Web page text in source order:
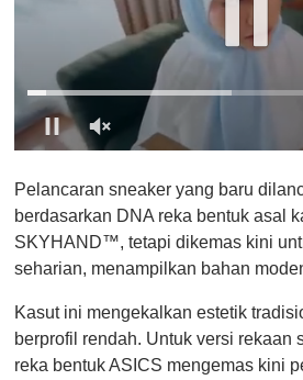
f
1
i
n
e
,
Pelancaran sneaker yang baru
berdasarkan DNA reka bentuk asal
SKYHAND™, tetapi dikemas kini
seharian, menampilkan bahan
Kasut ini mengekalkan estetik
berprofil rendah. Untuk versi rekaan
reka bentuk ASICS mengemas kini